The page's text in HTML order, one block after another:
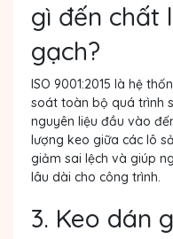
gì đến chất
gạch?
ISO 9001:2015 là hệ
soát toàn bộ quá trình
nguyên liệu đầu vào
lượng keo giữa các lô
giảm sai lệch và giúp
lâu dài cho công trình.
3. Keo dán